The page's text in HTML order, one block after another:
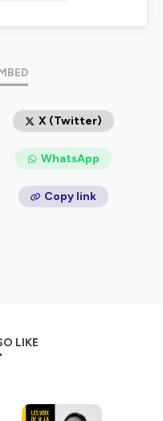
tout, absolument
soutien ! 👇
5 étoiles sur Apple
X (Twitter)
WhatsApp
Copy link
LIKE